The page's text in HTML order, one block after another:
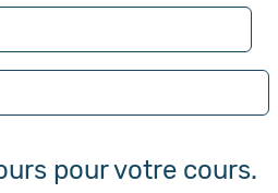
pour votre cours.